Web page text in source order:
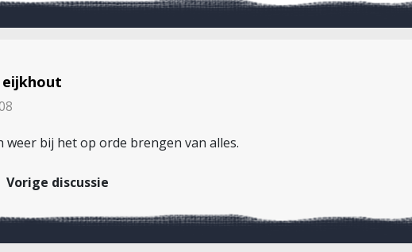
weer bij het op orde brengen van alles.
Vorige discussie